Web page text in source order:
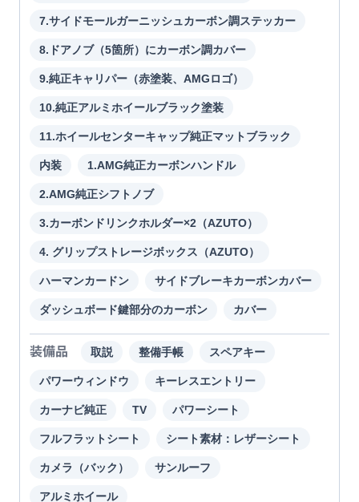
7.サイドモールガーニッシュカーボン調ステッカー
8.ドアノブ（5箇所）にカーボン調カバー
9.純正キャリパー（赤塗装、AMGロゴ）
10.純正アルミホイールブラック塗装
11.ホイールセンターキャップ純正マットブラック
内装 1.AMG純正カーボンハンドル
2.AMG純正シフトノブ
3.カーボンドリンクホルダー×2（AZUTO）
4. グリップストレージボックス（AZUTO）
ハーマンカードン サイドブレーキカーボンカバー
ダッシュボード鍵部分のカーボン カバー
装備品 取説 整備手帳 スペアキー
パワーウィンドウ キーレスエントリー
カーナビ純正 TV パワーシート
フルフラットシート シート素材：レザーシート
カメラ（バック） サンルーフ
アルミホイール